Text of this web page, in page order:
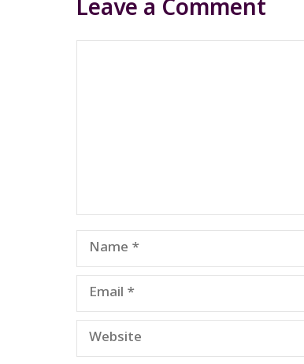
Leave a Comment
Name
Email
Website